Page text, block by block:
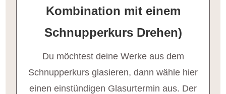
Kombination mit einem
Schnupperkurs Drehen)
Du möchtest deine Werke aus dem
Schnupperkurs glasieren, dann wähle hier
einen einstündigen Glasurtermin aus. Der